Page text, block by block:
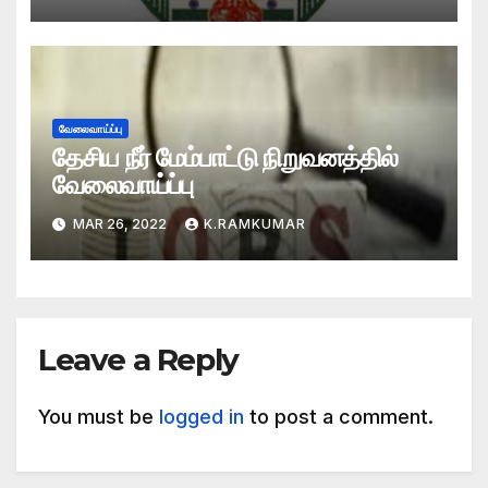
வேலைவாய்ப்பு
தேசிய நீர் மேம்பாட்டு நிறுவனத்தில்
வேலைவாய்ப்பு
MAR 26, 2022 K.RAMKUMAR
Leave a Reply
You must be logged in to post a comment.